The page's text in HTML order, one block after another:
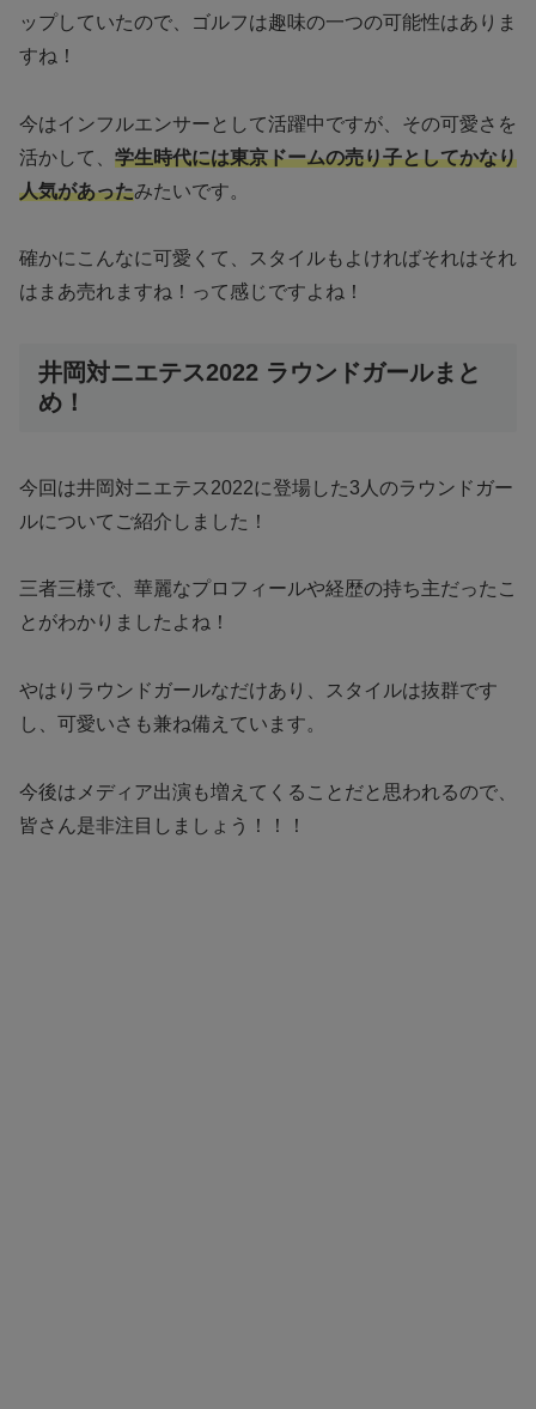
ップしていたので、ゴルフは趣味の一つの可能性はありま
すね！
今はインフルエンサーとして活躍中ですが、その可愛さを
活かして、 学生時代には東京ドームの売り子としてかなり
人気があったみたいです。
確かにこんなに可愛くて、スタイルもよければそれはそれ
はまあ売れますね！って感じですよね！
井岡対ニエテス2022 ラウンドガールまと
め！
今回は井岡対ニエテス2022に登場した3人のラウンドガー
ルについてご紹介しました！
三者三様で、華麗なプロフィールや経歴の持ち主だったこ
とがわかりましたよね！
やはりラウンドガールなだけあり、スタイルは抜群です
し、可愛いさも兼ね備えています。
今後はメディア出演も増えてくることだと思われるので、
皆さん是非注目しましょう！！！